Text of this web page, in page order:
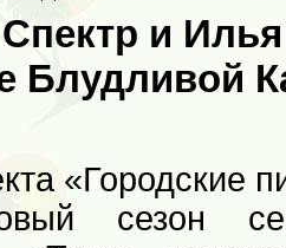
и
Блудливой
«Городские
сезон